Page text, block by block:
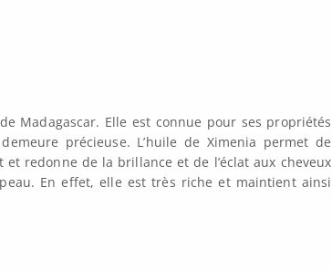
Madagascar. Elle est connue pour ses propriétés
précieuse. L’huile de Ximenia permet de
redonne de la brillance et de l’éclat aux cheveux
En effet, elle est très riche et maintient ainsi